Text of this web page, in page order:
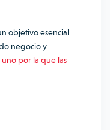
objetivo esencial
negocio y
por la que las